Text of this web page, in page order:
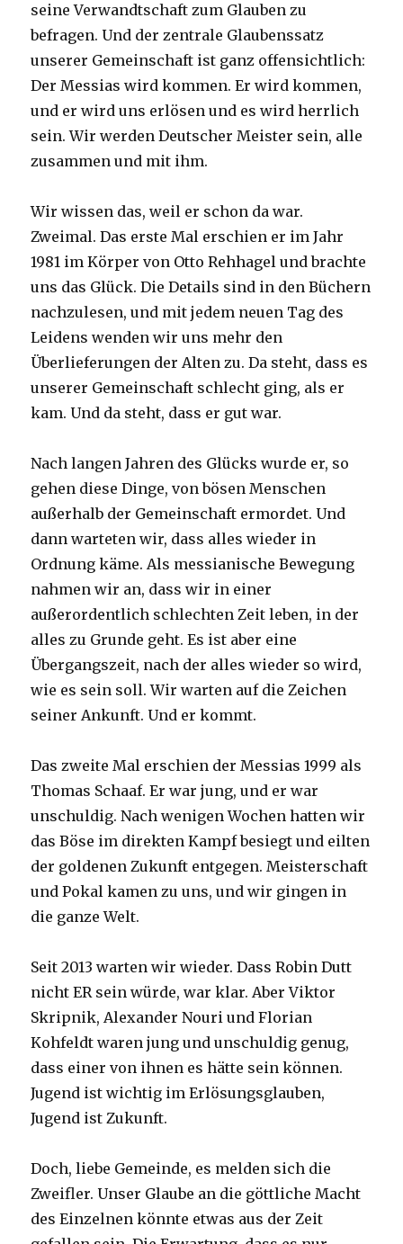
seine Verwandtschaft zum Glauben zu
befragen. Und der zentrale Glaubenssatz
unserer Gemeinschaft ist ganz offensichtlich:
Der Messias wird kommen. Er wird kommen,
und er wird uns erlösen und es wird herrlich
sein. Wir werden Deutscher Meister sein, alle
zusammen und mit ihm.
Wir wissen das, weil er schon da war.
Zweimal. Das erste Mal erschien er im Jahr
1981 im Körper von Otto Rehhagel und brachte
uns das Glück. Die Details sind in den Büchern
nachzulesen, und mit jedem neuen Tag des
Leidens wenden wir uns mehr den
Überlieferungen der Alten zu. Da steht, dass es
unserer Gemeinschaft schlecht ging, als er
kam. Und da steht, dass er gut war.
Nach langen Jahren des Glücks wurde er, so
gehen diese Dinge, von bösen Menschen
außerhalb der Gemeinschaft ermordet. Und
dann warteten wir, dass alles wieder in
Ordnung käme. Als messianische Bewegung
nahmen wir an, dass wir in einer
außerordentlich schlechten Zeit leben, in der
alles zu Grunde geht. Es ist aber eine
Übergangszeit, nach der alles wieder so wird,
wie es sein soll. Wir warten auf die Zeichen
seiner Ankunft. Und er kommt.
Das zweite Mal erschien der Messias 1999 als
Thomas Schaaf. Er war jung, und er war
unschuldig. Nach wenigen Wochen hatten wir
das Böse im direkten Kampf besiegt und eilten
der goldenen Zukunft entgegen. Meisterschaft
und Pokal kamen zu uns, und wir gingen in
die ganze Welt.
Seit 2013 warten wir wieder. Dass Robin Dutt
nicht ER sein würde, war klar. Aber Viktor
Skripnik, Alexander Nouri und Florian
Kohfeldt waren jung und unschuldig genug,
dass einer von ihnen es hätte sein können.
Jugend ist wichtig im Erlösungsglauben,
Jugend ist Zukunft.
Doch, liebe Gemeinde, es melden sich die
Zweifler. Unser Glaube an die göttliche Macht
des Einzelnen könnte etwas aus der Zeit